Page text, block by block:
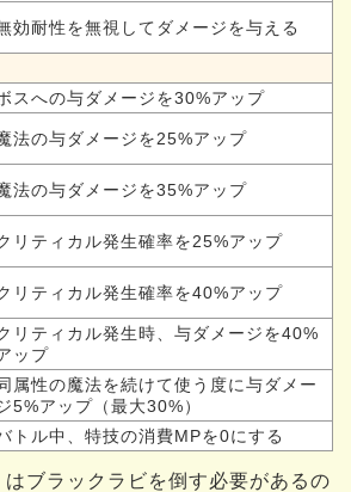
効耐性を無視してダメージを与える
スへの与ダメージを30%アップ
法の与ダメージを25%アップ
法の与ダメージを35%アップ
リティカル発生確率を25%アップ
リティカル発生確率を40%アップ
リティカル発生時、与ダメージを40%
ップ
属性の魔法を続けて使う度に与ダメー
5%アップ（最大30%）
トル中、特技の消費MPを0にする
はブラックラビを倒す必要があるの